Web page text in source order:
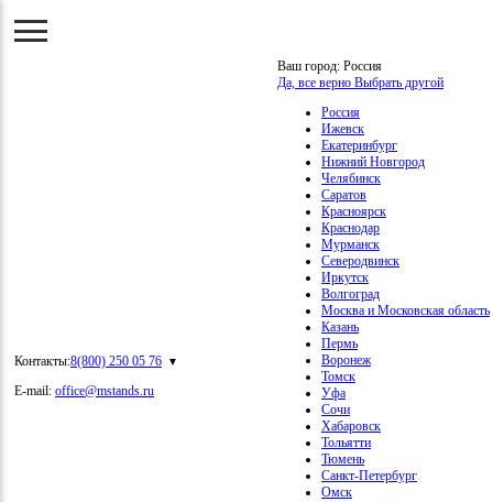
Контакты:8(800) 250 05 76
E-mail: office@mstands.ru
Ваш город: Россия
Да, все верно Выбрать другой
Россия
Ижевск
Екатеринбург
Нижний Новгород
Челябинск
Саратов
Красноярск
Краснодар
Мурманск
Северодвинск
Иркутск
Волгоград
Москва и Московская область
Казань
Пермь
Воронеж
Томск
Уфа
Сочи
Хабаровск
Тольятти
Тюмень
Санкт-Петербург
Омск